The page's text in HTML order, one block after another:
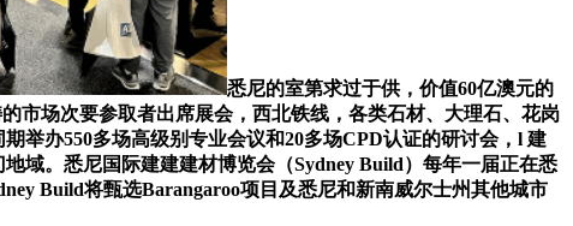
悉尼的室第求过于供，价值60亿澳元的
市场次要参取者出席展会，西北铁线，各类石材、大理石、花岗
举办550多场高级别专业会议和20多场CPD认证的研讨会，l 建
域。悉尼国际建建建材博览会（Sydney Build）每年一届正在悉
Build将甄选Barangaroo项目及悉尼和新南威尔士州其他城市